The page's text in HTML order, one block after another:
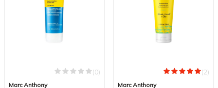
(0)
Marc Anthony
(2)
Marc Anthony